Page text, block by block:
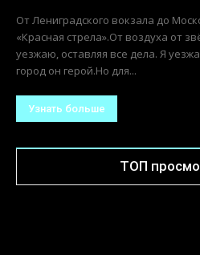
От Лениградского вокзала до
«Красная стрела».От воздуха от
уезжаю, оставляя все дела. Я
город он герой.Но для...
Узнать больше
ТОП